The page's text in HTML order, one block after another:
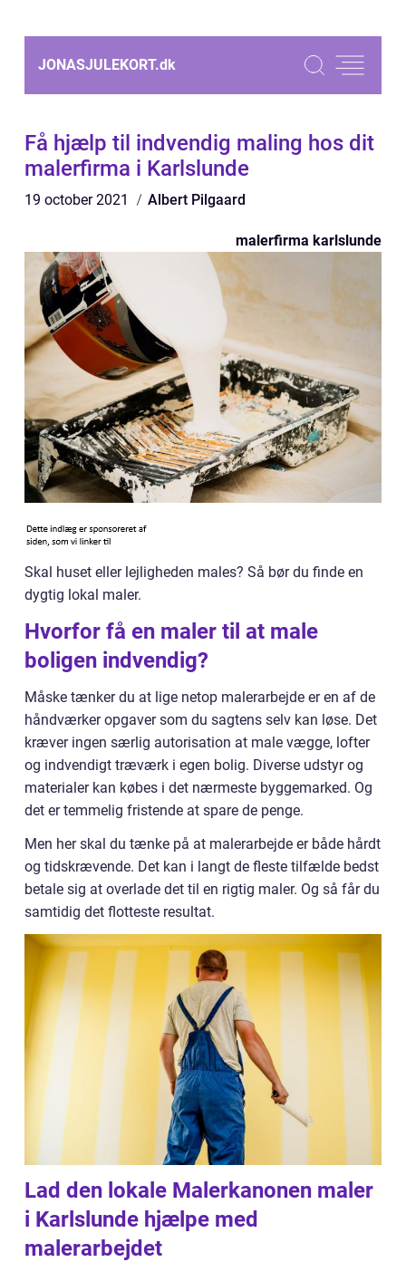
JONASJULEKORT.dk
Få hjælp til indvendig maling hos dit
malerfirma i Karlslunde
19 october 2021 Albert Pilgaard
malerfirma karlslunde
Skal huset eller lejligheden males? Så bør du finde en
dygtig lokal maler.
Hvorfor få en maler til at male
boligen indvendig?
Måske tænker du at lige netop malerarbejde er en af de
håndværker opgaver som du sagtens selv kan løse. Det
kræver ingen særlig autorisation at male vægge, lofter
og indvendigt træværk i egen bolig. Diverse udstyr og
materialer kan købes i det nærmeste byggemarked. Og
det er temmelig fristende at spare de penge.
Men her skal du tænke på at malerarbejde er både hårdt
og tidskrævende. Det kan i langt de fleste tilfælde bedst
betale sig at overlade det til en rigtig maler. Og så får du
samtidig det flotteste resultat.
Lad den lokale Malerkanonen maler
i Karlslunde hjælpe med
malerarbejdet